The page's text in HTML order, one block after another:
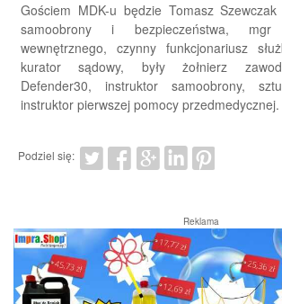
Gościem MDK-u będzie Tomasz
samoobrony i bezpieczeństwa, mgr
wewnętrznego, czynny funkcjonariusz
kurator sądowy, były żołnierz
Defender30, instruktor samoobrony,
instruktor pierwszej pomocy przedmedycznej.
Podziel się:
Reklama